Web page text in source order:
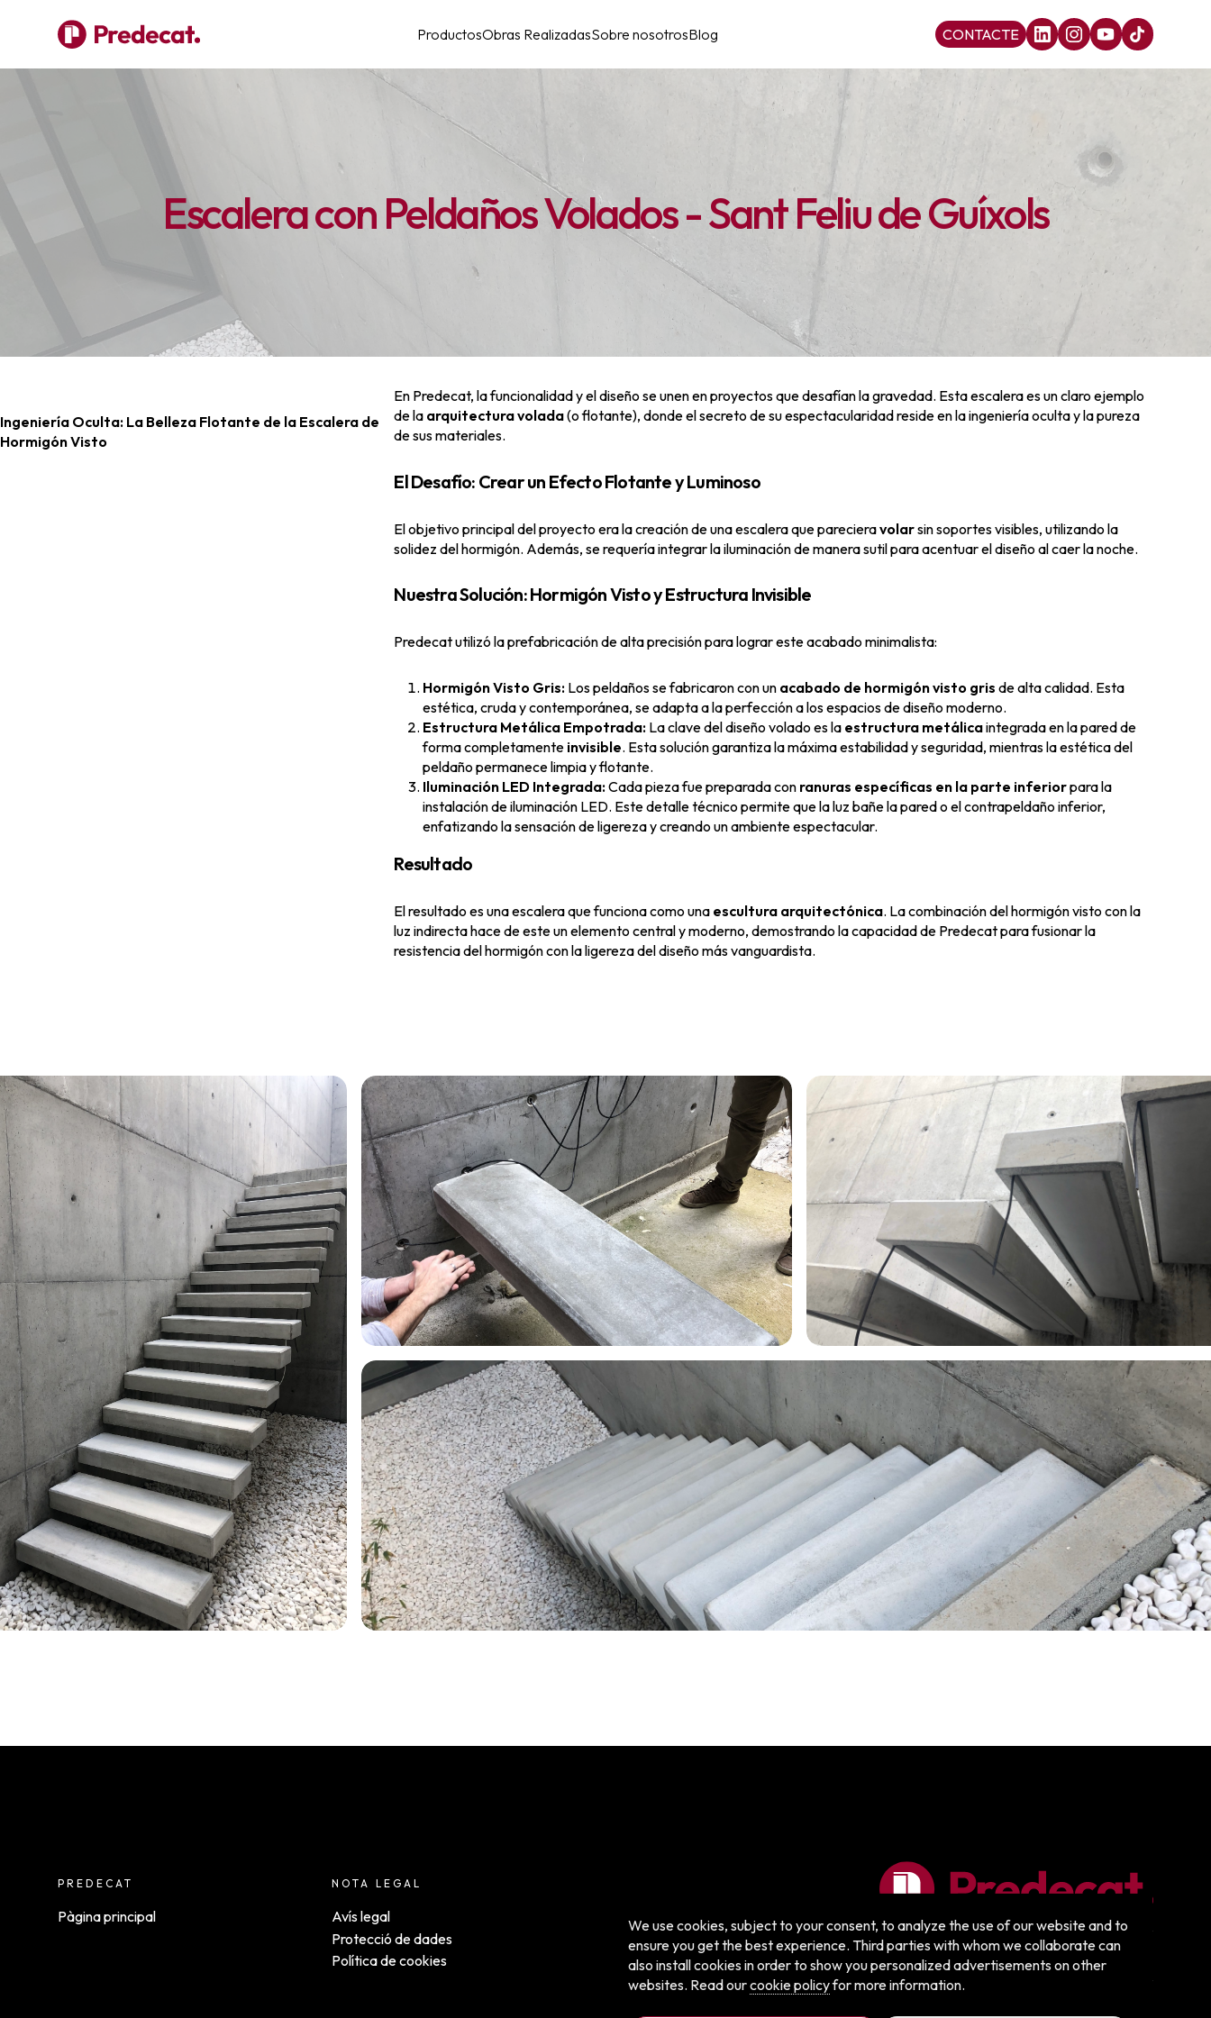
ProductosObras RealizadasSobre nosotrosBlog CONTACTE
Escalera con Peldaños Volados - Sant Feliu de Guíxols
Ingeniería Oculta: La Belleza Flotante de la Escalera de
Hormigón Visto
En Predecat, la funcionalidad y el diseño se unen en proyectos que desafían la gravedad. Esta escalera es un claro ejemplo
de la arquitectura volada(o flotante), donde el secreto de su espectacularidad reside en la ingeniería oculta y la pureza
de sus materiales.
El Desafío: Crear un Efecto Flotante y Luminoso
El objetivo principal del proyecto era la creación de una escalera que parecieravolarsin soportes visibles, utilizando la
solidez del hormigón. Además, se requería integrar la iluminación de manera sutil para acentuar el diseño al caer la noche.
Nuestra Solución: Hormigón Visto y Estructura Invisible
Predecat utilizó la prefabricación de alta precisión para lograr este acabado minimalista:
Hormigón Visto Gris: Los peldaños se fabricaron con un acabado de hormigón visto gris de alta calidad. Esta
estética, cruda y contemporánea, se adapta a la perfección a los espacios de diseño moderno.
Estructura Metálica Empotrada: La clave del diseño volado es la estructura metálicaintegrada en la pared de
forma completamente invisible. Esta solución garantiza la máxima estabilidad y seguridad, mientras la estética del
peldaño permanece limpia y flotante.
Iluminación LED Integrada:Cada pieza fue preparada con ranuras específicas en la parte inferiorpara la
instalación de iluminación LED. Este detalle técnico permite que la luz bañe la pared o el contrapeldaño inferior,
enfatizando la sensación de ligereza y creando un ambiente espectacular.
Resultado
El resultado es una escalera que funciona como una escultura arquitectónica. La combinación del hormigón visto con la
luz indirecta hace de este un elemento central y moderno, demostrando la capacidad de Predecat para fusionar la
resistencia del hormigón con la ligereza del diseño más vanguardista.
PREDECAT
Pàgina principal
NOTA LEGAL
Avís legal
Protecció de dades
Política de cookies
Cambiar tema
We use cookies, subject to your consent, to analyze the use of our website and to
ensure you get the best experience. Third parties with whom we collaborate can
also install cookies in order to show you personalized advertisements on other
websites. Read ourcookie policyfor more information.